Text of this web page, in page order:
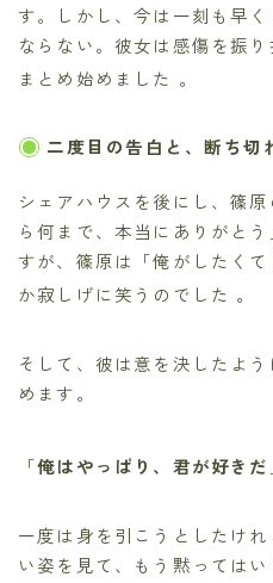
す。しかし、今は一刻も早
ならない。彼女は感傷を振
まとめ始めました 。
二度目の告白と、断ち切
シェアハウスを後にし、篠
ら何まで、本当にありがと
すが、篠原は「俺がしたく
か寂しげに笑うのでした 。
そして、彼は意を決したよ
めます。
「俺はやっぱり、君が好きだ
一度は身を引こうとしたけ
い姿を見て、もう黙っては